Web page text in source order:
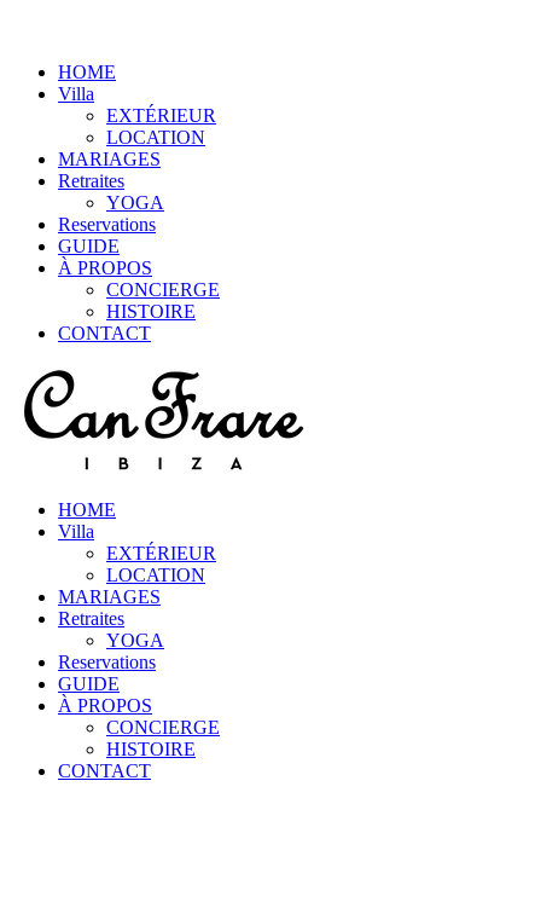
HOME
Villa
EXTÉRIEUR
LOCATION
MARIAGES
Retraites
YOGA
Reservations
GUIDE
À PROPOS
CONCIERGE
HISTOIRE
CONTACT
HOME
Villa
EXTÉRIEUR
LOCATION
MARIAGES
Retraites
YOGA
Reservations
GUIDE
À PROPOS
CONCIERGE
HISTOIRE
CONTACT